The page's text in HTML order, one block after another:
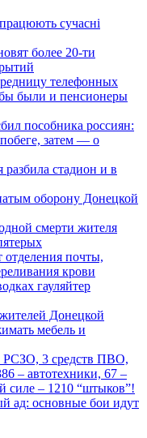
сучасні
более 20-ти
телефонных
были и пенсионеры
пособника россиян:
затем — о
разбила стадион и в
оборону Донецкой
смерти жителя
почты,
крови
гауляйтер
Донецкой
мебель и
РСЗО, 3 средств ПВО,
– автотехники, 67 –
силе – 1210 “штыков”!
ад: основные бои идут